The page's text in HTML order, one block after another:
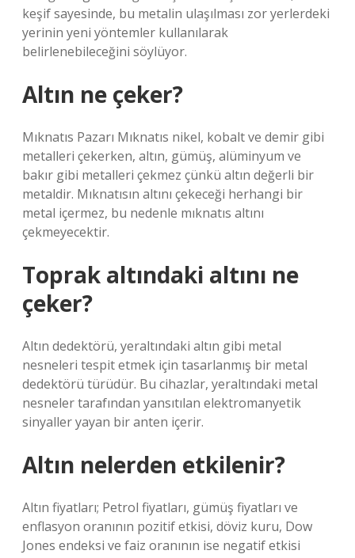
keşif sayesinde, bu metalin ulaşılması zor yerlerdeki
yerinin yeni yöntemler kullanılarak
belirlenebileceğini söylüyor.
Altın ne çeker?
Mıknatıs Pazarı Mıknatıs nikel, kobalt ve demir gibi
metalleri çekerken, altın, gümüş, alüminyum ve
bakır gibi metalleri çekmez çünkü altın değerli bir
metaldir. Mıknatısın altını çekeceği herhangi bir
metal içermez, bu nedenle mıknatıs altını
çekmeyecektir.
Toprak altındaki altını ne
çeker?
Altın dedektörü, yeraltındaki altın gibi metal
nesneleri tespit etmek için tasarlanmış bir metal
dedektörü türüdür. Bu cihazlar, yeraltındaki metal
nesneler tarafından yansıtılan elektromanyetik
sinyaller yayan bir anten içerir.
Altın nelerden etkilenir?
Altın fiyatları; Petrol fiyatları, gümüş fiyatları ve
enflasyon oranının pozitif etkisi, döviz kuru, Dow
Jones endeksi ve faiz oranının ise negatif etkisi